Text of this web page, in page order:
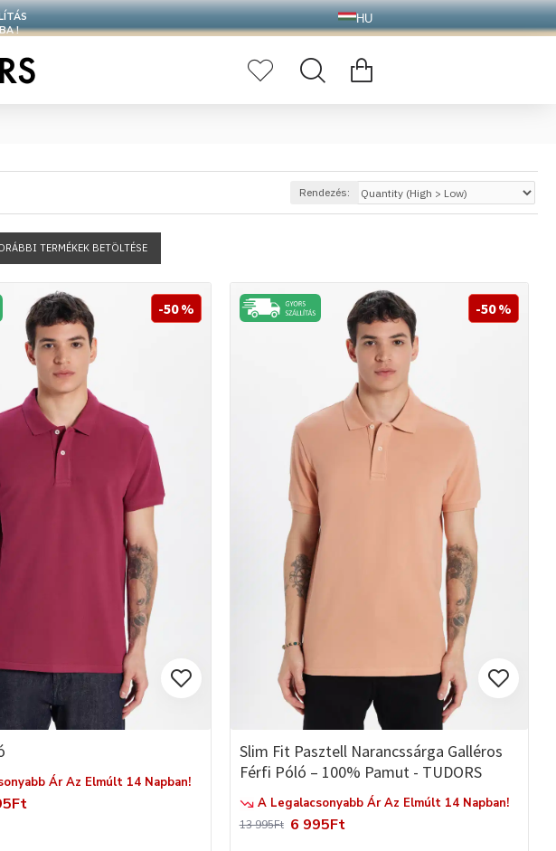
HU
Rendezés:
TERMÉKEK BETÖLTÉSE
-50 %
Ár Az Elmúlt 14 Napban!
-50 %
Slim Fit Pasztell Narancssárga Galléros
Férfi Póló – 100% Pamut - TUDORS
A Legalacsonyabb Ár Az Elmúlt 14 Napban!
6 995Ft
13 995Ft